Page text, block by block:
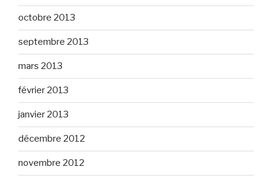
octobre 2013
septembre 2013
mars 2013
février 2013
janvier 2013
décembre 2012
novembre 2012